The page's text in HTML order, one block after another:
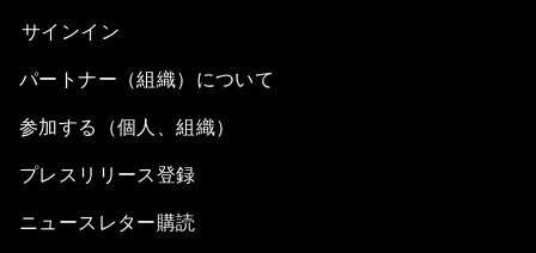
サインイン
パートナー（組織）について
参加する（個人、組織）
プレスリリース登録
ニュースレター購読